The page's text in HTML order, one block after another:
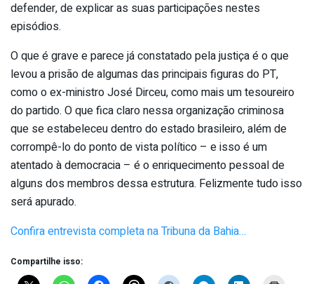
defender, de explicar as suas participações nestes
episódios.
O que é grave e parece já constatado pela justiça é o que
levou a prisão de algumas das principais figuras do PT,
como o ex-ministro José Dirceu, como mais um tesoureiro
do partido. O que fica claro nessa organização criminosa
que se estabeleceu dentro do estado brasileiro, além de
corrompê-lo do ponto de vista político – e isso é um
atentado à democracia – é o enriquecimento pessoal de
alguns dos membros dessa estrutura. Felizmente tudo isso
será apurado.
Confira entrevista completa na Tribuna da Bahia…
Compartilhe isso: